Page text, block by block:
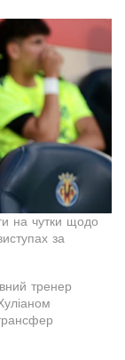
на чутки щодо
за
тренер